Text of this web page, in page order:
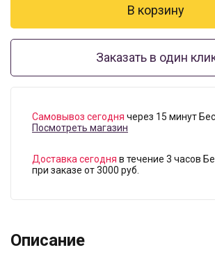
Заказать в один
Самовывоз сегодня через 15 минут
Посмотреть магазин
Доставка сегодня в течение 3 часов
при заказе от 3000 руб.
Описание